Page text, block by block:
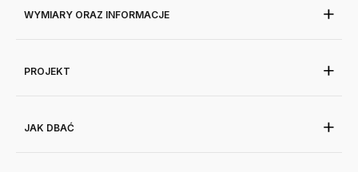
WYMIARY ORAZ INFORMACJE
PROJEKT
JAK DBAĆ